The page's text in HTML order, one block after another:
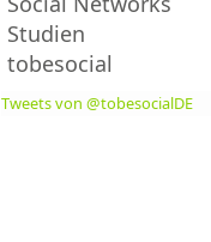
Studien
tobesocial
Tweets von @tobesocialDE